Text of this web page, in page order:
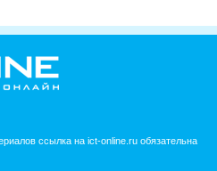
ссылка на ict-online.ru обязательна